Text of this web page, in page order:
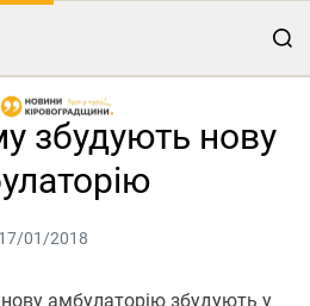
збудують нову
17/01/2018
амбулаторію збудують у